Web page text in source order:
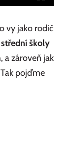
vy jako rodič
školy
a zároveň jak
pojďme